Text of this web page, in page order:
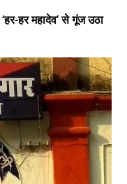
हर महादेव’ से गूंज उठा